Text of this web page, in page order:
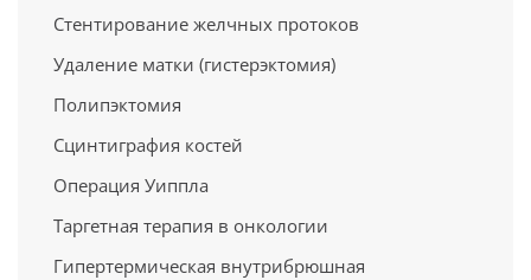
Стентирование желчных протоков
Удаление матки (гистерэктомия)
Полипэктомия
Сцинтиграфия костей
Операция Уиппла
Таргетная терапия в онкологии
Гипертермическая внутрибрюшная